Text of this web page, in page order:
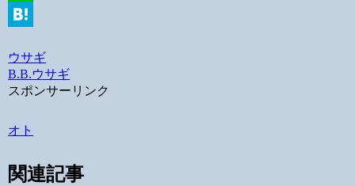
Line
ウサギ
B.B.ウサギ
スポンサーリンク
オト
関連記事